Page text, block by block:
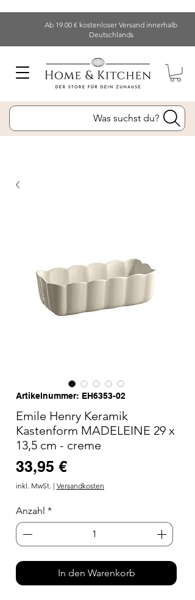
Ab 19.00 € kostenloser Versand innerhalb
Deutschlands
Was suchst du?
Artikelnummer: EH6353-02
Emile Henry Keramik
Kastenform MADELEINE 29 x
13,5 cm - creme
33,95 €Preis
inkl. MwSt. | Versandkosten
Anzahl *
In den Warenkorb